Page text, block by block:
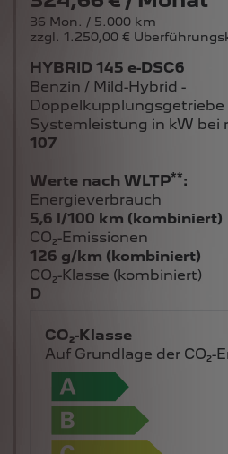
36 Mon. / 5.000 km
zzgl. 1.250,00 €
HYBRID 145 e-DSC6
Benzin / Mild-Hybrid -
Doppelkupplungsgetriebe
Systemleistung in kW bei
107
Werte nach WLTP**:
Energieverbrauch
5,6 l/100 km (kombiniert)
CO₂-Emissionen
126 g/km (kombiniert)
CO₂-Klasse (kombiniert)
D
CO₂-Klasse
Auf Grundlage der CO₂-